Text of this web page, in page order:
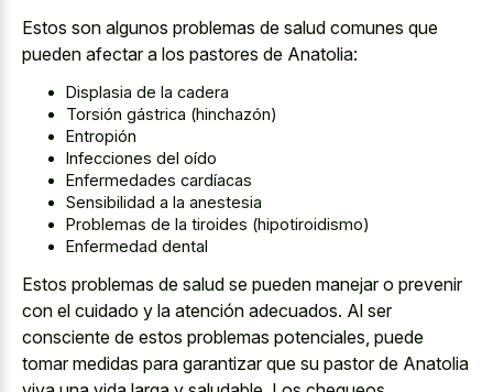
Estos son algunos problemas de salud comunes que
pueden afectar a los pastores de Anatolia:
Displasia de la cadera
Torsión gástrica (hinchazón)
Entropión
Infecciones del oído
Enfermedades cardíacas
Sensibilidad a la anestesia
Problemas de la tiroides (hipotiroidismo)
Enfermedad dental
Estos problemas de salud se pueden manejar o prevenir
con el cuidado y la atención adecuados. Al ser
consciente de estos problemas potenciales, puede
tomar medidas para garantizar que su pastor de Anatolia